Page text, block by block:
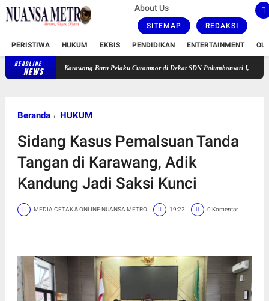
About Us
SITEMAP REDAKSI
PERISTIWA HUKUM EKBIS PENDIDIKAN ENTERTAINMENT
HEADLINE
NEWS
Polresta Karawang Buru Pelaku Curanmor di Dekat SDN Palumbonsari I, Korban Rugi
Beranda HUKUM
Sidang Kasus Pemalsuan Tanda
Tangan di Karawang, Adik
Kandung Jadi Saksi Kunci
MEDIA CETAK & ONLINE NUANSA METRO 19:22 0 Komentar